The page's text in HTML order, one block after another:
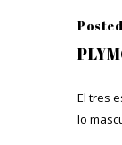
El tres
lo